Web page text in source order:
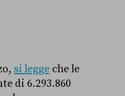
si legge che le
di 6.293.860